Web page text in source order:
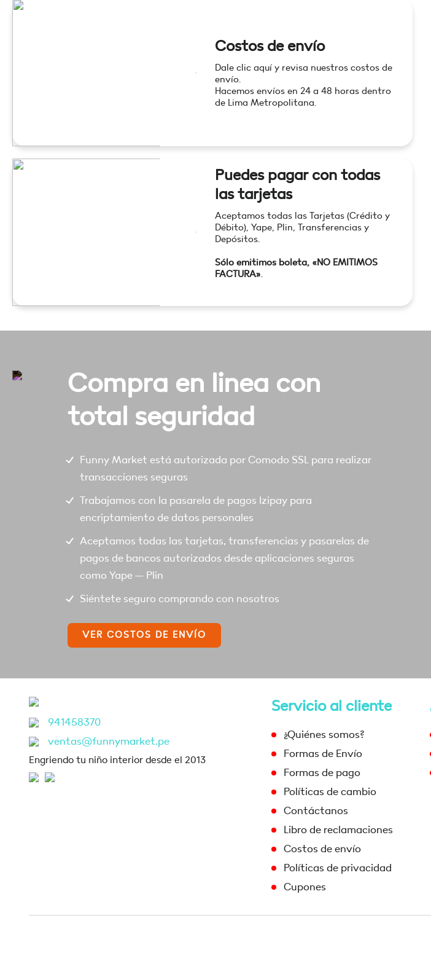
Costos de envío
Dale clic aquí y revisa nuestros costos de
envío.
Hacemos envíos en 24 a 48 horas dentro
de Lima Metropolitana.
Puedes pagar con todas
las tarjetas
Aceptamos todas las Tarjetas (Crédito y
Débito), Yape, Plin, Transferencias y
Depósitos.
Sólo emitimos boleta, «NO EMITIMOS
FACTURA».
Compra en linea con
total seguridad
Funny Market está autorizada por Comodo SSL para realizar
transacciones seguras
Trabajamos con la pasarela de pagos Izipay para
encriptamiento de datos personales
Aceptamos todas las tarjetas, transferencias y pasarelas de
pagos de bancos autorizados desde aplicaciones seguras
como Yape – Plin
Siéntete seguro comprando con nosotros
VER COSTOS DE ENVÍO
941458370
ventas@funnymarket.pe
Engriendo tu niño interior desde el 2013
Servicio al cliente
¿Quiénes somos?
Formas de Envío
Formas de pago
Políticas de cambio
Contáctanos
Libro de reclamaciones
Costos de envío
Políticas de privacidad
Cupones